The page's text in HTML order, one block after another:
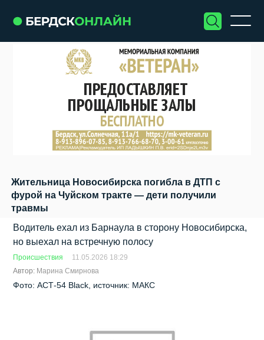
Жительница Новосибирска погибла в ДТП с
фурой на Чуйском тракте — дети получили
травмы
Водитель ехал из Барнаула в сторону Новосибирска,
но выехал на встречную полосу
Происшествия
11.05.2026 18:29
Автор: Марина Смирнова
Фото: АСТ-54 Black, источник: МАКС